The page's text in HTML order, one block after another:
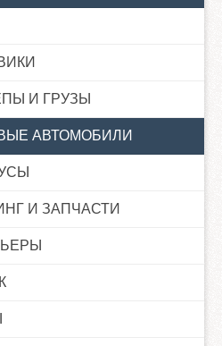
И ГРУЗЫ
АВТОМОБИЛИ
И ЗАПЧАСТИ